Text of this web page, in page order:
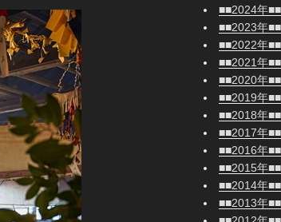
■■2024年■■
■■2023年■■
■■2022年■■
■■2021年■■
■■2020年■■
■■2019年■■
■■2018年■■
■■2017年■■
■■2016年■■
■■2015年■■
■■2014年■■
■■2013年■■